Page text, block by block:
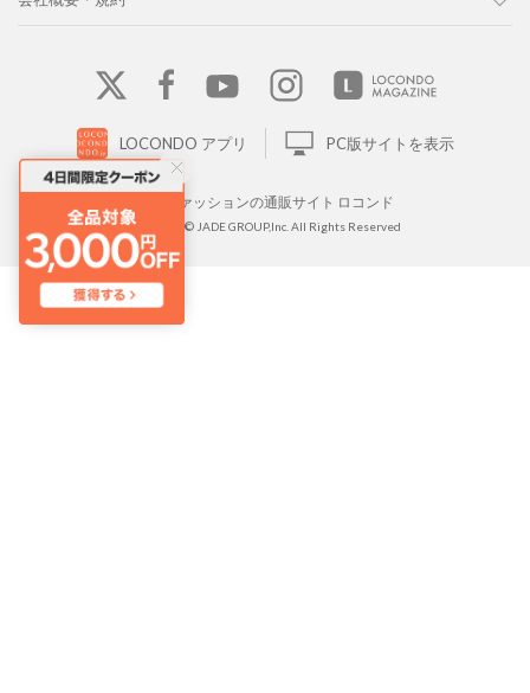
LOCONDO アプリ PC版サイトを表示
靴とファッションの通販サイト ロコンド
Copyright © JADE GROUP,Inc. All Rights Reserved